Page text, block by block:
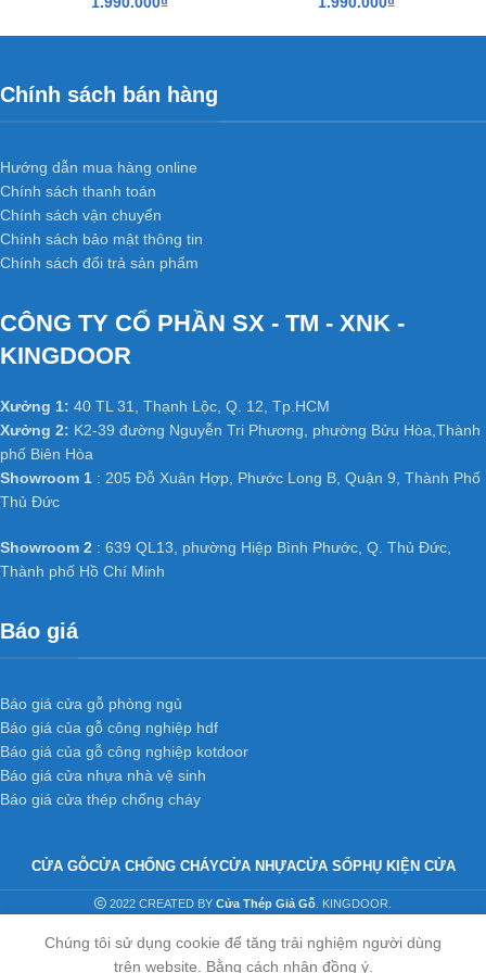
Kích thước tiêu chuẩn: 800 x 2.100mm hoặc 900 x 2.200mm
Quý khách vui lòng liên hệ ngay để được tư vấn.
HỆ THỐNG XƯỞNG SẢN XUẤT
Xưởng 1 : 35/T2 Vườn Lài, P. An Phú Đông, Q. 12,
Xưởng 2 :Số 361 TX25, Phường Thạnh Xuân, Q12, TP.
Xưởng 3 :K2-39, Tổ 48, KP 3, Nguyễn Tri Phương,
Web:cuanhuacomposite.net–kingdoor.com.vn–
hoabinhdoor.com
Email : dongpham.hoabinhdoor@gmail.com
Chính sách bán hàng
Hướng dẫn mua hàng online
Chính sách thanh toán
Chính sách vận chuyển
Chính sách bảo mật thông tin
Chính sách đổi trả sản phẩm
CÔNG TY CỔ PHẦN SX - TM - XNK -
KINGDOOR
Xưởng 1: 40 TL 31, Thạnh Lộc, Q. 12, Tp.HCM
Xưởng 2: K2-39 đường Nguyễn Tri Phương, phường Bửu Hòa,Thành
phố Biên Hòa
Showroom 1 : 205 Đỗ Xuân Hợp, Phước Long B, Quận 9, Thành Phố
Thủ Đức
Showroom 2 : 639 QL13, phường Hiệp Bình Phước, Q. Thủ Đức,
Thành phố Hồ Chí Minh
Báo giá
Báo giá cửa gỗ phòng ngủ
Báo giá của gỗ công nghiệp hdf
Báo giá của gỗ công nghiệp kotdoor
Báo giá cửa nhựa nhà vệ sinh
Báo giá cửa thép chống cháy
CỬA GỖCỬA CHỐNG CHÁYCỬA NHỰACỬA SỔPHỤ KIỆN CỬA
2022 CREATED BY Cửa Thép Giả Gỗ . KINGDOOR.
Chúng tôi sử dụng cookie để tăng trải nghiệm người dùng
trên website. Bằng cách nhân đồng ý.